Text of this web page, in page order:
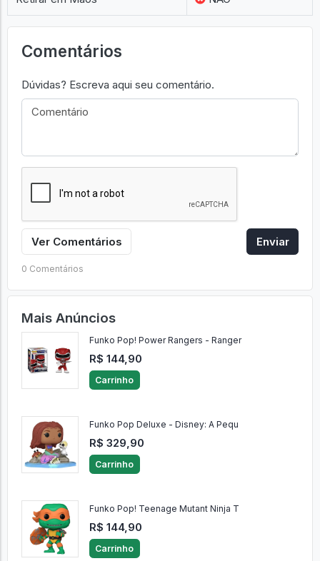
Comentários
Dúvidas? Escreva aqui seu comentário.
Ver Comentários Enviar
0 Comentários
Mais Anúncios
Funko Pop! Power Rangers - Ranger
R$ 144,90
Carrinho
Funko Pop Deluxe - Disney: A Pequ
R$ 329,90
Carrinho
Funko Pop! Teenage Mutant Ninja T
R$ 144,90
Carrinho